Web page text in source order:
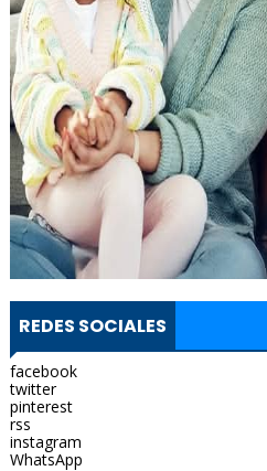
REDES SOCIALES
facebook
twitter
pinterest
rss
instagram
WhatsApp